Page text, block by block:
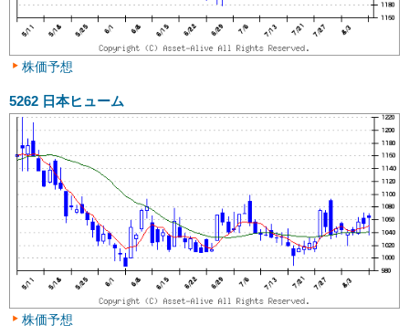
株価予想
5262 日本ヒューム
株価予想